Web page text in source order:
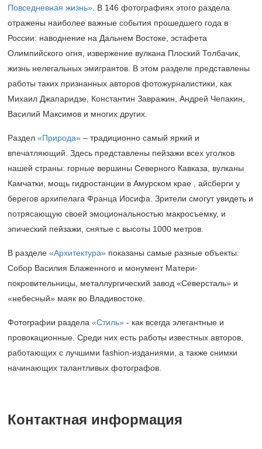
Повседневная жизнь» . В 146 фотографиях этого раздела
отражены наиболее важные события прошедшего года в
России: наводнение на Дальнем Востоке, эстафета
Олимпийского огня, извержение вулкана Плоский Толбачик,
жизнь нелегальных эмигрантов. В этом разделе представлены
работы таких признанных авторов фотожурналистики, как
Михаил Джапаридзе, Константин Завражин, Андрей Чепакин,
Василий Максимов и многих других.
Раздел «Природа» – традиционно самый яркий и
впечатляющий. Здесь представлены пейзажи всех уголков
нашей страны: горные вершины Северного Кавказа, вулканы
Камчатки, мощь гидростанции в Амурском крае , айсберги у
берегов архипелага Франца Иосифа. Зрители смогут увидеть и
потрясающую своей эмоциональностью макросъемку, и
эпический пейзажи, снятые с высоты 1000 метров.
В разделе «Архитектура» показаны самые разные объекты:
Собор Василия Блаженного и монумент Матери-
покровительницы, металлургический завод «Северсталь» и
«небесный» маяк во Владивостоке.
Фотографии раздела «Стиль» - как всегда элегантные и
провокационные. Среди них есть работы известных авторов,
работающих с лучшими fashion-изданиями, а также снимки
начинающих талантливых фотографов.
Контактная информация